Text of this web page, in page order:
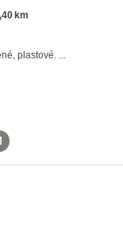
km
plastové. ...